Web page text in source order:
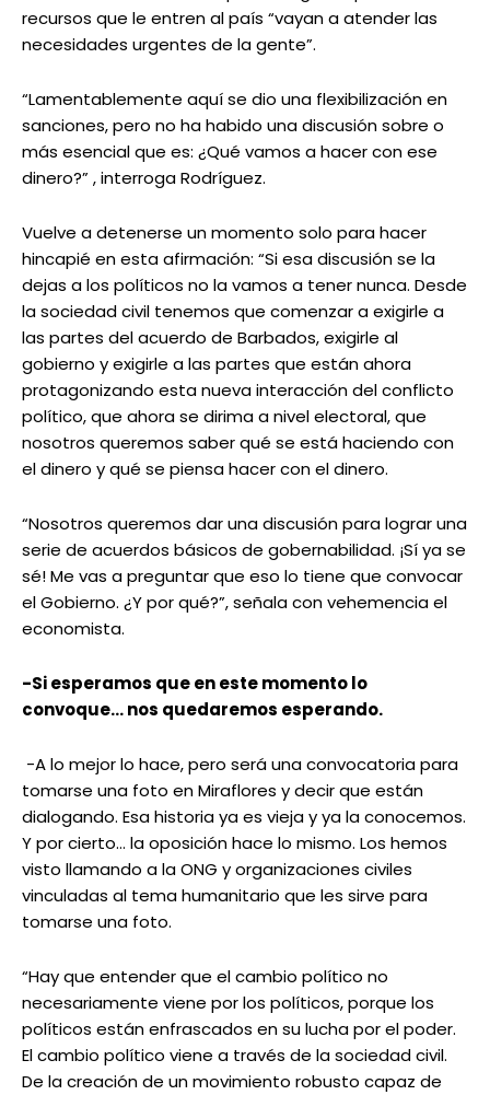
recursos que le entren al país “vayan a atender las
necesidades urgentes de la gente”.
“Lamentablemente aquí se dio una flexibilización en
sanciones, pero no ha habido una discusión sobre o
más esencial que es: ¿Qué vamos a hacer con ese
dinero?” , interroga Rodríguez.
Vuelve a detenerse un momento solo para hacer
hincapié en esta afirmación: “Si esa discusión se la
dejas a los políticos no la vamos a tener nunca. Desde
la sociedad civil tenemos que comenzar a exigirle a
las partes del acuerdo de Barbados, exigirle al
gobierno y exigirle a las partes que están ahora
protagonizando esta nueva interacción del conflicto
político, que ahora se dirima a nivel electoral, que
nosotros queremos saber qué se está haciendo con
el dinero y qué se piensa hacer con el dinero.
“Nosotros queremos dar una discusión para lograr una
serie de acuerdos básicos de gobernabilidad. ¡Sí ya se
sé! Me vas a preguntar que eso lo tiene que convocar
el Gobierno. ¿Y por qué?”, señala con vehemencia el
economista.
-Si esperamos que en este momento lo
convoque… nos quedaremos esperando.
-A lo mejor lo hace, pero será una convocatoria para
tomarse una foto en Miraflores y decir que están
dialogando. Esa historia ya es vieja y ya la conocemos.
Y por cierto… la oposición hace lo mismo. Los hemos
visto llamando a la ONG y organizaciones civiles
vinculadas al tema humanitario que les sirve para
tomarse una foto.
“Hay que entender que el cambio político no
necesariamente viene por los políticos, porque los
políticos están enfrascados en su lucha por el poder.
El cambio político viene a través de la sociedad civil.
De la creación de un movimiento robusto capaz de